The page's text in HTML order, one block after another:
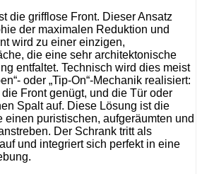
die grifflose Front. Dieser Ansatz
der maximalen Reduktion und
wird zu einer einzigen,
die eine sehr architektonische
entfaltet. Technisch wird dies meist
oder „Tip-On“-Mechanik realisiert:
Front genügt, und die Tür oder
Spalt auf. Diese Lösung ist die
einen puristischen, aufgeräumten und
Der Schrank tritt als
und integriert sich perfekt in eine